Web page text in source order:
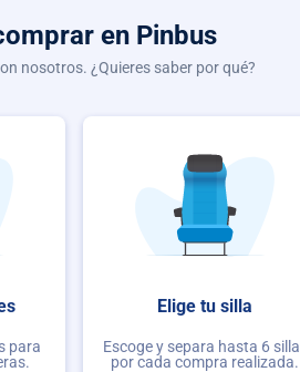
en Pinbus
nosotros. ¿Quieres saber por qué?
para
Elige tu silla
Escoge y separa hasta 6
por cada compra realizada.